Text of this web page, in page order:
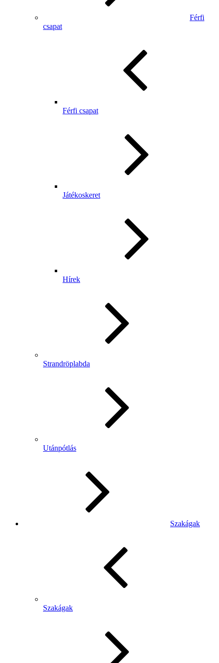
Férfi
csapat
Férfi csapat
Játékoskeret
Hírek
Strandröplabda
Utánpótlás
Szakágak
Szakágak